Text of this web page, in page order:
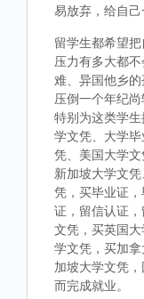
易放弃，给自
留学生都希望
压力有多大都
难、异国他乡
压倒一个年纪
特别为这类学
学文凭、大学
凭、美国大学文
新加坡大学文
凭，买毕业证
证，留信认证
文凭，买英国
学文凭，买加
加坡大学文凭
而完成就业。